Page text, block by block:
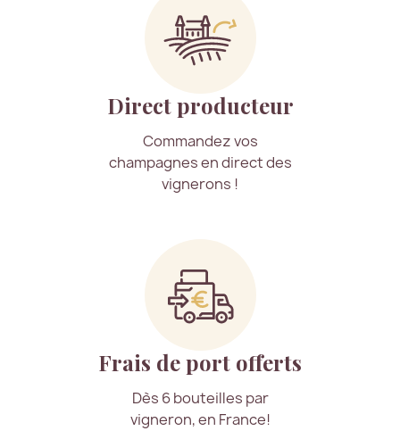
Direct producteur
Commandez vos
champagnes en direct des
vignerons !
Frais de port offerts
Dès 6 bouteilles par
vigneron, en France!